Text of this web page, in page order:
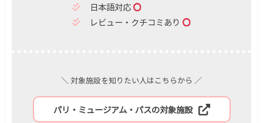
日本語対応
レビュー・クチコミあり
＼ 対象施設を知りたい人はこちらから ／
パリ・ミュージアム・パスの対象施設